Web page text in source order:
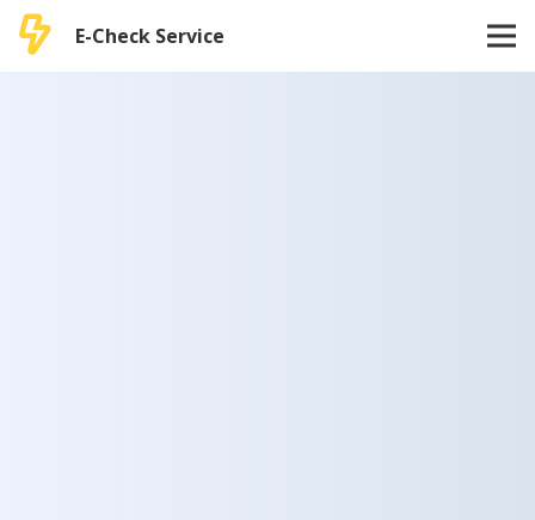
E-Check Service